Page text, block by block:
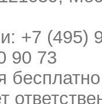
+7 (495)
90 73
бесплатно